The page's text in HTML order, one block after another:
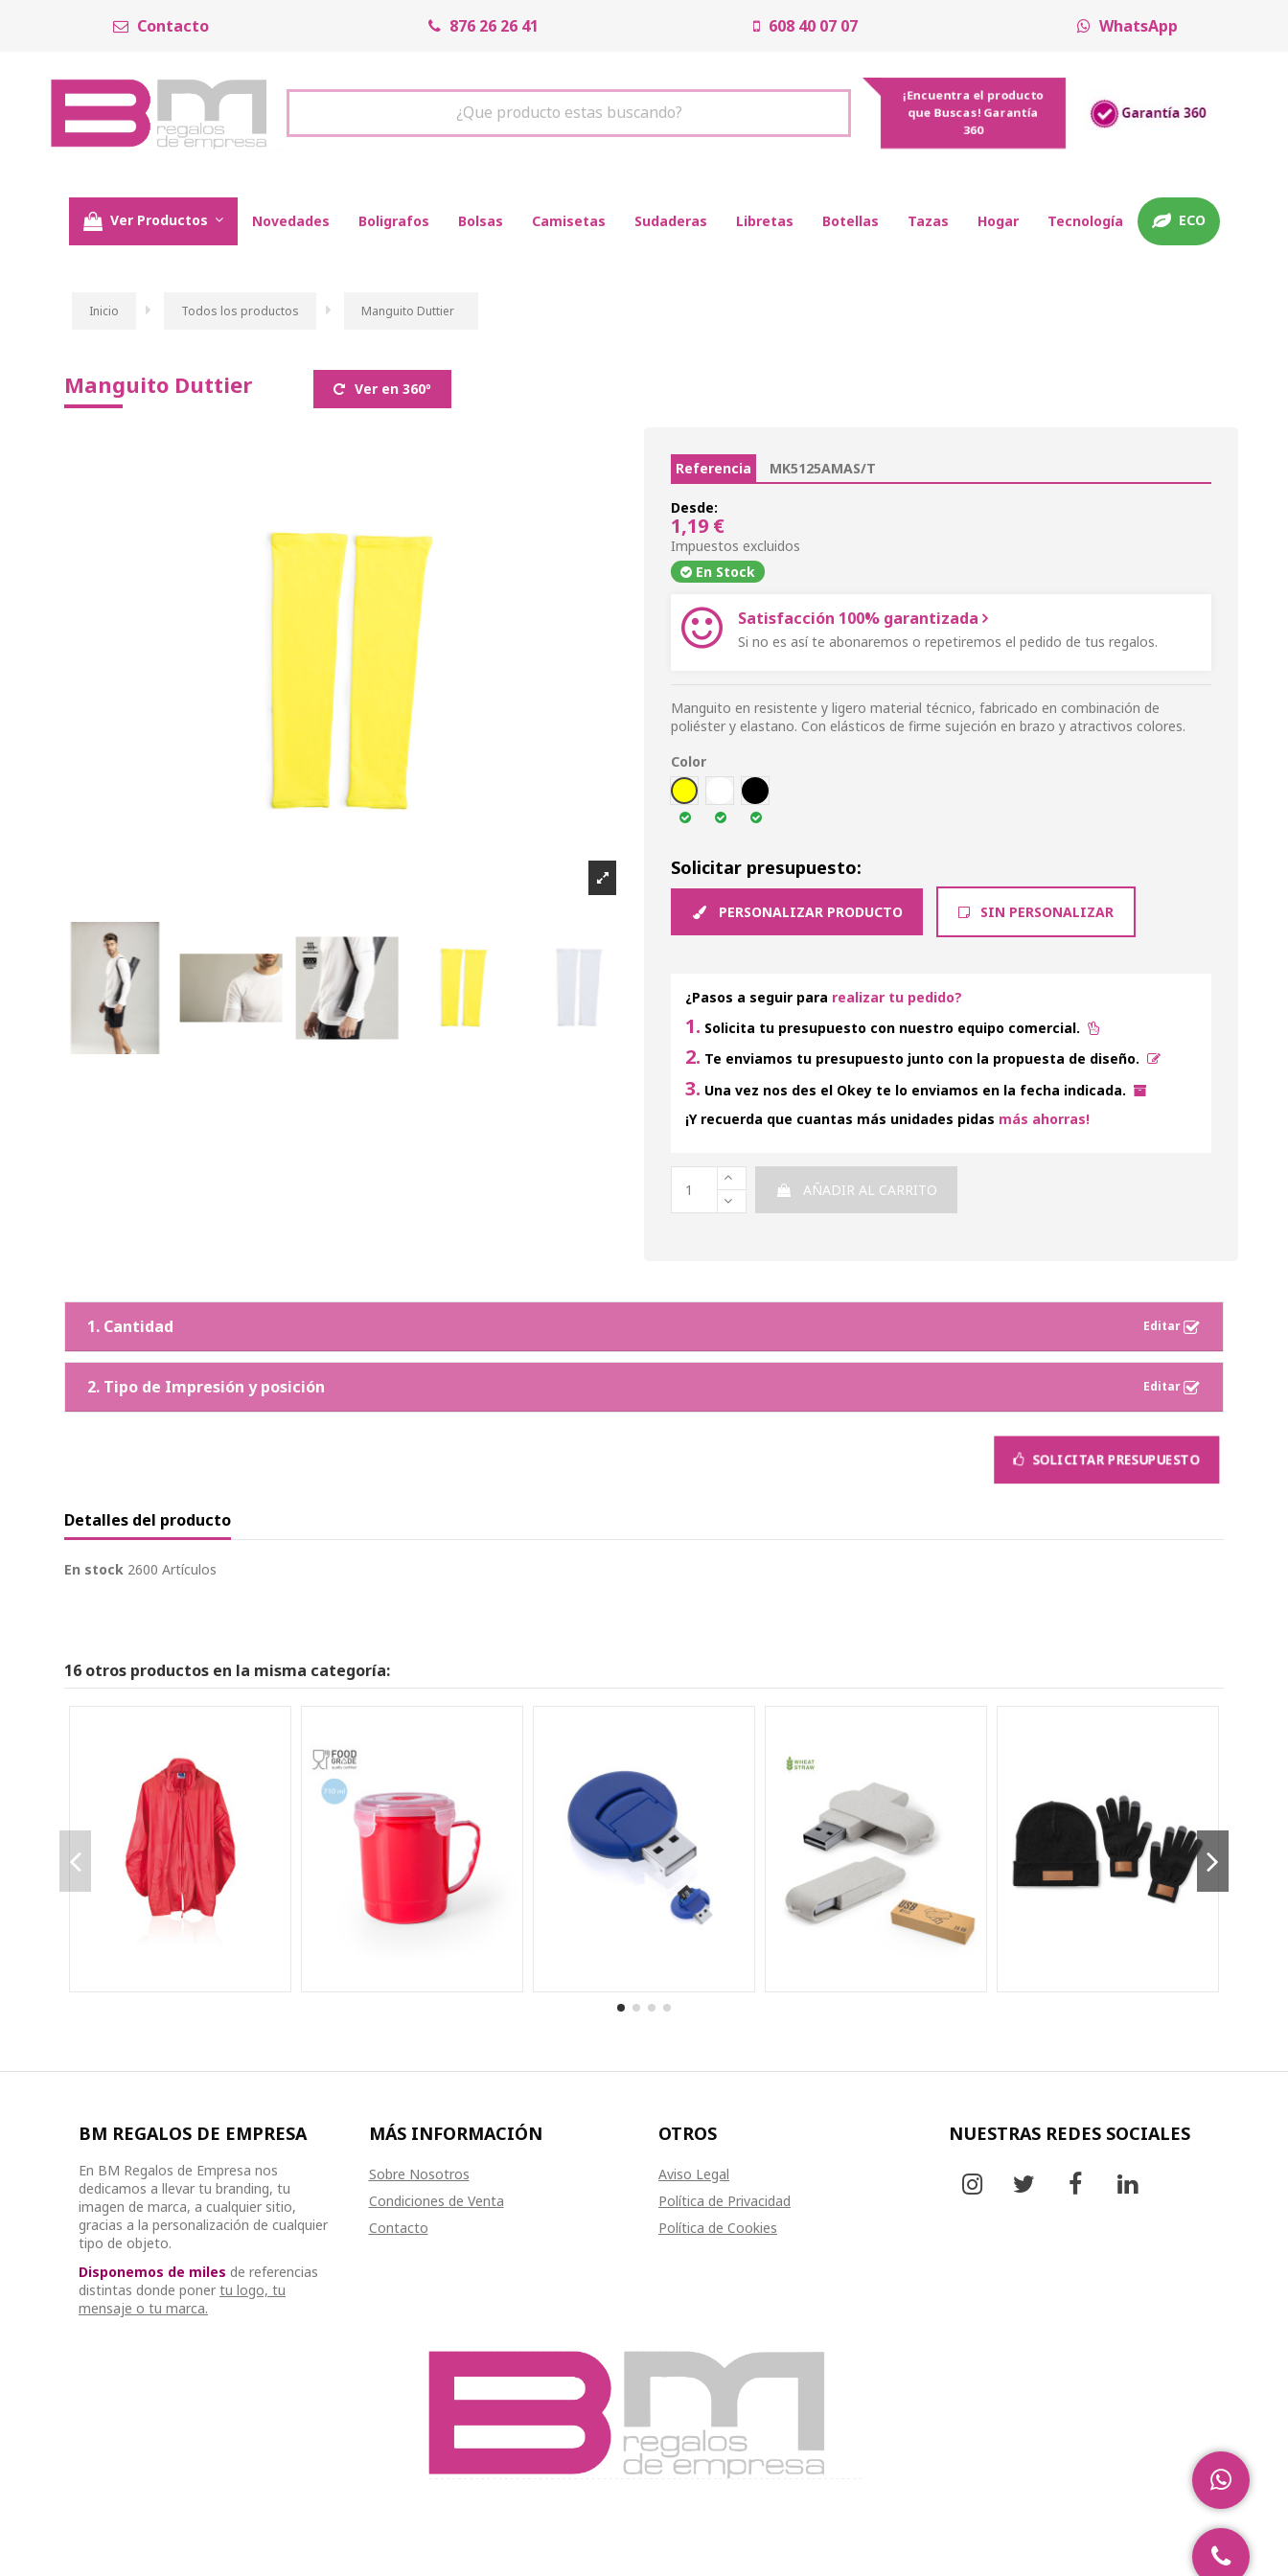
Contacto 876 26 26 41 608 40 07 07 WhatsApp
¿Que producto estas buscando?
¡Encuentra el producto
que Buscas! Garantía
360
Ver Productos Novedades Boligrafos Bolsas Camisetas Sudaderas Libretas Botellas Tazas Hogar Tecnología ECO
Inicio Todos los productos Manguito Duttier
Manguito Duttier Ver en 360º
Referencia MK5125AMAS/T
Desde:
1,19 €
Impuestos excluidos
En Stock
Satisfacción 100% garantizada
Si no es así te abonaremos o repetiremos el pedido de tus regalos.
Manguito en resistente y ligero material técnico, fabricado en combinación de
poliéster y elastano. Con elásticos de firme sujeción en brazo y atractivos colores.
Color
AMA
BLA NEG
Solicitar presupuesto:
PERSONALIZAR PRODUCTO SIN PERSONALIZAR
¿Pasos a seguir para realizar tu pedido?
1. Solicita tu presupuesto con nuestro equipo comercial.
2. Te enviamos tu presupuesto junto con la propuesta de diseño.
3. Una vez nos des el Okey te lo enviamos en la fecha indicada.
¡Y recuerda que cuantas más unidades pidas más ahorras!
AÑADIR AL CARRITO
1. Cantidad
2. Tipo de Impresión y posición
SOLICITAR PRESUPUESTO
Detalles del producto
En stock 2600 Artículos
16 otros productos en la misma categoría:
BM REGALOS DE EMPRESA
En BM Regalos de Empresa nos
dedicamos a llevar tu branding, tu
imagen de marca, a cualquier sitio,
gracias a la personalización de cualquier
tipo de objeto.
Disponemos de miles de referencias
distintas donde poner tu logo, tu
mensaje o tu marca.
MÁS INFORMACIÓN
Sobre Nosotros
Condiciones de Venta
Contacto
OTROS
Aviso Legal
Política de Privacidad
Política de Cookies
NUESTRAS REDES SOCIALES